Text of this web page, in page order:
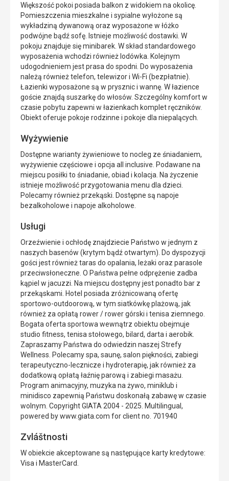
Większość pokoi posiada balkon z widokiem na okolicę.
Pomieszczenia mieszkalne i sypialne wyłożone są
wykładziną dywanową oraz wyposażone w łóżko
podwójne bądź sofę. Istnieje możliwość dostawki. W
pokoju znajduje się minibarek. W skład standardowego
wyposażenia wchodzi również lodówka. Kolejnym
udogodnieniem jest prasa do spodni. Do wyposażenia
należą również telefon, telewizor i Wi-Fi (bezpłatnie).
Łazienki wyposażone są w prysznic i wannę. W łazience
goście znajdą suszarkę do włosów. Szczególny komfort w
czasie pobytu zapewni w łazienkach komplet ręczników.
Obiekt oferuje pokoje rodzinne i pokoje dla niepalących.
Wyżywienie
Dostępne warianty żywieniowe to nocleg ze śniadaniem,
wyżywienie częściowe i opcja all inclusive. Podawane na
miejscu posiłki to śniadanie, obiad i kolacja. Na życzenie
istnieje możliwość przygotowania menu dla dzieci.
Polecamy również przekąski. Dostępne są napoje
bezalkoholowe i napoje alkoholowe.
Usługi
Orzeźwienie i ochłodę znajdziecie Państwo w jednym z
naszych basenów (krytym bądź otwartym). Do dyspozycji
gości jest również taras do opalania, leżaki oraz parasole
przeciwsłoneczne. O Państwa pełne odprężenie zadba
kąpiel w jacuzzi. Na miejscu dostępny jest ponadto bar z
przekąskami. Hotel posiada zróżnicowaną ofertę
sportowo-outdoorową, w tym siatkówkę plażową, jak
również za opłatą rower / rower górski i tenisa ziemnego.
Bogata oferta sportowa wewnątrz obiektu obejmuje
studio fitness, tenisa stołowego, bilard, darta i aerobik.
Zapraszamy Państwa do odwiedzin naszej Strefy
Wellness. Polecamy spa, saunę, salon piękności, zabiegi
terapeutyczno-lecznicze i hydroterapię, jak również za
dodatkową opłatą łaźnię parową i zabiegi masażu.
Program animacyjny, muzyka na żywo, miniklub i
minidisco zapewnią Państwu doskonałą zabawę w czasie
wolnym. Copyright GIATA 2004 - 2025. Multilingual,
powered by www.giata.com for client no. 701940
Zvláštnosti
W obiekcie akceptowane są następujące karty kredytowe:
Visa i MasterCard.